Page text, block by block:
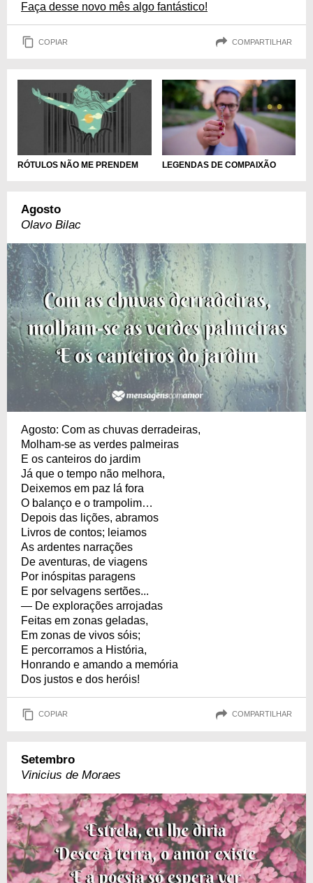
Faça desse novo mês algo fantástico!
COPIAR COMPARTILHAR
RÓTULOS NÃO ME PRENDEM LEGENDAS DE COMPAIXÃO
Agosto
Olavo Bilac
Agosto: Com as chuvas derradeiras,
Molham-se as verdes palmeiras
E os canteiros do jardim
Já que o tempo não melhora,
Deixemos em paz lá fora
O balanço e o trampolim…
Depois das lições, abramos
Livros de contos; leiamos
As ardentes narrações
De aventuras, de viagens
Por inóspitas paragens
E por selvagens sertões...
— De explorações arrojadas
Feitas em zonas geladas,
Em zonas de vivos sóis;
E percorramos a História,
Honrando e amando a memória
Dos justos e dos heróis!
COPIAR COMPARTILHAR
Setembro
Vinicius de Moraes